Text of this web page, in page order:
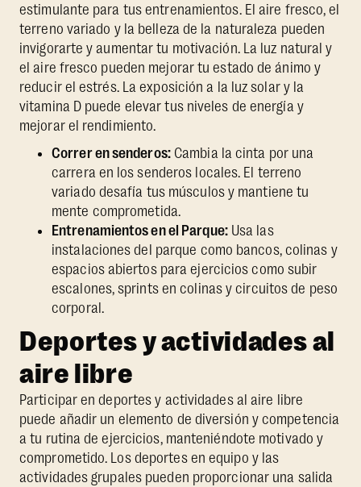
estimulante para tus entrenamientos. El aire fresco, el
terreno variado y la belleza de la naturaleza pueden
invigorarte y aumentar tu motivación. La luz natural y
el aire fresco pueden mejorar tu estado de ánimo y
reducir el estrés. La exposición a la luz solar y la
vitamina D puede elevar tus niveles de energía y
mejorar el rendimiento.
Correr en senderos:Cambia la cinta por una
carrera en los senderos locales. El terreno
variado desafía tus músculos y mantiene tu
mente comprometida.
Entrenamientos en el Parque:Usa las
instalaciones del parque como bancos, colinas y
espacios abiertos para ejercicios como subir
escalones, sprints en colinas y circuitos de peso
corporal.
Deportes y actividades al
aire libre
Participar en deportes y actividades al aire libre
puede añadir un elemento de diversión y competencia
a tu rutina de ejercicios, manteniéndote motivado y
comprometido. Los deportes en equipo y las
actividades grupales pueden proporcionar una salida